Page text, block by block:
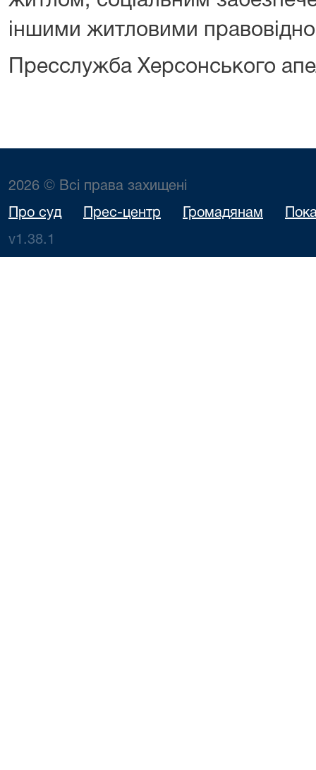
іншими житловими
Пресслужба Херсонського
2026 © Всі права захищені
Про суд Прес-центр Громадянам
v1.38.1